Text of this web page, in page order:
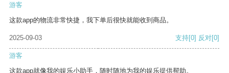
游客
这款app的物流非常快捷，我下单后很快就能收到商品。
2025-09-03 支持[0] 反对[0]
游客
这款app就像我的娱乐小助手，随时随地为我的娱乐提供帮助。